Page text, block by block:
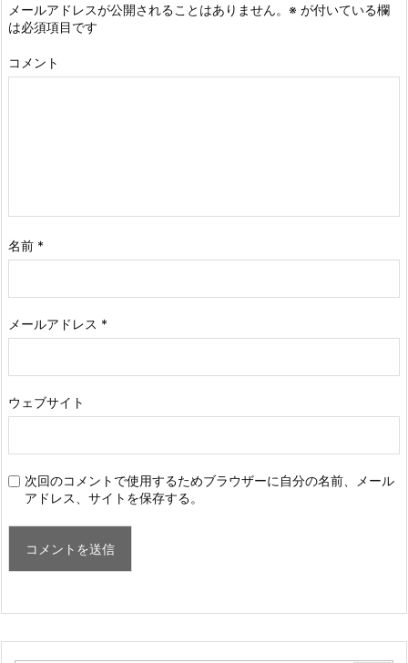
メールアドレスが公開されることはありません。 ※ が付いている欄
は必須項目です
コメント
名前 *
メールアドレス *
ウェブサイト
次回のコメントで使用するためブラウザーに自分の名前、メール
アドレス、サイトを保存する。